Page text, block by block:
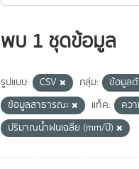
พบ 1 ชุดข้อมูล
รูปแบบ: CSV กลุ่ม: ข้อมูล
ข้อมูลสาธารณะ
แท็ค: คว
ปริมาณน้ำฝนเฉลี่ย (mm/ปี)